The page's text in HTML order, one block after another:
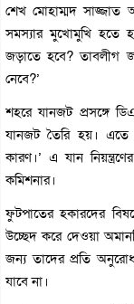
শেখ মোহাম্মদ সাজ্জাত
সমস্যার মুখোমুখি হতে
জড়াতে হবে? তাবলীগ
নেবে?’
শহরে যানজট প্রসঙ্গে
যানজট তৈরি হয়। এতে
কারণ।’ এ যান
কমিশনার।
ফুটপাতের হকারদের
উচ্ছেদ করে দেওয়া
জন্য তাদের প্রতি
যাবে না।